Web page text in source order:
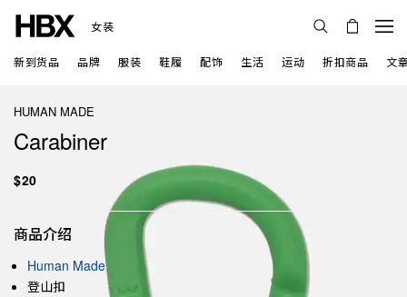
女装
新到货品 品牌 服装 鞋履 配饰 生活 运动 折扣商品 文
HUMAN MADE
Carabiner
$20
商品介绍
Human Made
登山扣